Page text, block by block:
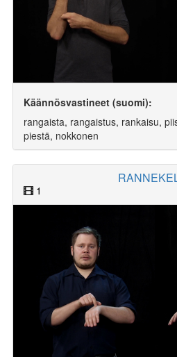
Käännösvastineet (suomi):
rangaista, rangaistus, rankaisu,
piestä, nokkonen
1